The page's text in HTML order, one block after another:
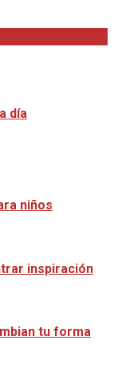
día
niños
inspiración
tu forma